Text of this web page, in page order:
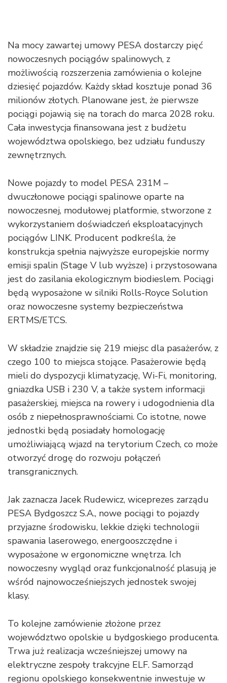
Na mocy zawartej umowy PESA dostarczy pięć
nowoczesnych pociągów spalinowych, z
możliwością rozszerzenia zamówienia o kolejne
dziesięć pojazdów. Każdy skład kosztuje ponad 36
milionów złotych. Planowane jest, że pierwsze
pociągi pojawią się na torach do marca 2028 roku.
Cała inwestycja finansowana jest z budżetu
województwa opolskiego, bez udziału funduszy
zewnętrznych.
Nowe pojazdy to model PESA 231M –
dwuczłonowe pociągi spalinowe oparte na
nowoczesnej, modułowej platformie, stworzone z
wykorzystaniem doświadczeń eksploatacyjnych
pociągów LINK. Producent podkreśla, że
konstrukcja spełnia najwyższe europejskie normy
emisji spalin (Stage V lub wyższe) i przystosowana
jest do zasilania ekologicznym biodieslem. Pociągi
będą wyposażone w silniki Rolls-Royce Solution
oraz nowoczesne systemy bezpieczeństwa
ERTMS/ETCS.
W składzie znajdzie się 219 miejsc dla pasażerów, z
czego 100 to miejsca stojące. Pasażerowie będą
mieli do dyspozycji klimatyzację, Wi-Fi, monitoring,
gniazdka USB i 230 V, a także system informacji
pasażerskiej, miejsca na rowery i udogodnienia dla
osób z niepełnosprawnościami. Co istotne, nowe
jednostki będą posiadały homologację
umożliwiającą wjazd na terytorium Czech, co może
otworzyć drogę do rozwoju połączeń
transgranicznych.
Jak zaznacza Jacek Rudewicz, wiceprezes zarządu
PESA Bydgoszcz S.A., nowe pociągi to pojazdy
przyjazne środowisku, lekkie dzięki technologii
spawania laserowego, energooszczędne i
wyposażone w ergonomiczne wnętrza. Ich
nowoczesny wygląd oraz funkcjonalność plasują je
wśród najnowocześniejszych jednostek swojej
klasy.
To kolejne zamówienie złożone przez
województwo opolskie u bydgoskiego producenta.
Trwa już realizacja wcześniejszej umowy na
elektryczne zespoły trakcyjne ELF. Samorząd
regionu opolskiego konsekwentnie inwestuje w